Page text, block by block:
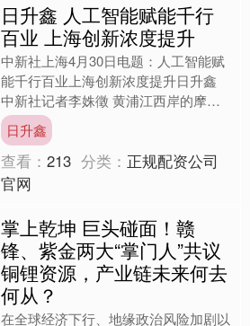
日升鑫 人工智能赋能千行
百业 上海创新浓度提升
中新社上海4月30日电题：人工智能赋
能千行百业上海创新浓度提升日升鑫
中新社记者李姝徵 黄浦江西岸的摩天
楼群中聚集着大量人工智能领域的青年
创业者。4月30日，中....
日升鑫
查看：213 分类： 正规配资公司
官网
掌上乾坤 巨头碰面！赣
锋、紫金两大“掌门人”共议
铜锂资源，产业链未来何去
何从？
在全球经济下行、地缘政治风险加剧以